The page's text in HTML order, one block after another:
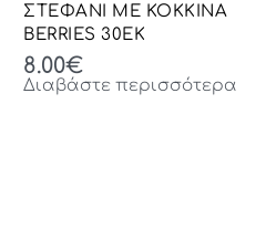
ΣΤΕΦΑΝΙ ΜΕ ΚΟΚΚΙΝΑ
BERRIES 30EK
8.00€
Διαβάστε περισσότερα